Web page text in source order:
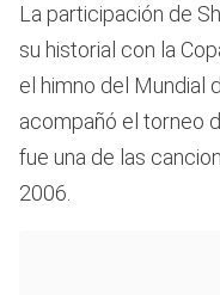
La participación de
su historial con la
el himno del Mundial
acompañó el torneo
fue una de las
2006.